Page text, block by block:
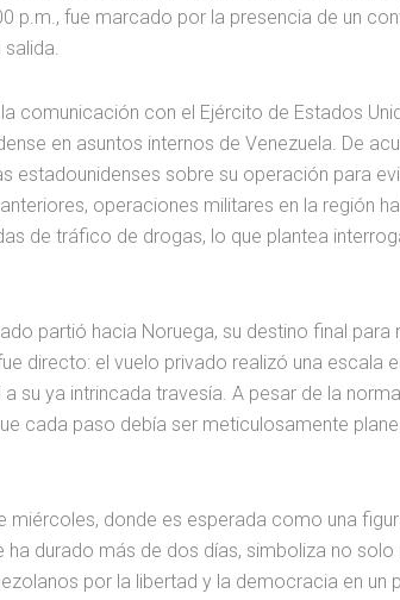
p.m., fue marcado por la presencia de un
comunicación con el Ejército de Estados
en asuntos internos de Venezuela. De
estadounidenses sobre su operación para
operaciones militares en la región
de tráfico de drogas, lo que plantea
partió hacia Noruega, su destino final para
directo: el vuelo privado realizó una escala
su ya intrincada travesía. A pesar de la
cada paso debía ser meticulosamente
miércoles, donde es esperada como una
durado más de dos días, simboliza no solo
por la libertad y la democracia en un